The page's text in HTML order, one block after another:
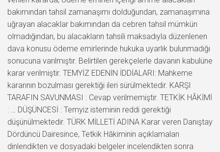
bakımından tahsil zamanaşımı dolduğundan, zamanaşımına
uğrayan alacaklar bakımından da cebren tahsil mümkün
olmadığından, bu alacakların tahsili maksadıyla düzenlenen
dava konusu ödeme emirlerinde hukuka uyarlık bulunmadığı
sonucuna varılmıştır. Belirtilen gerekçelerle davanın kabulüne
karar verilmiştir. TEMYİZ EDENİN İDDİALARI: Mahkeme
kararının bozulması gerektiği ileri sürülmektedir. KARŞI
TARAFIN SAVUNMASI : Cevap verilmemiştir. TETKİK HÂKİMİ
: … DÜŞÜNCESİ : Temyiz isteminin reddi gerektiği
düşünülmektedir. TÜRK MİLLETİ ADINA Karar veren Danıştay
Dördüncü Dairesince, Tetkik Hâkiminin açıklamaları
dinlendikten ve dosyadaki belgeler incelendikten sonra